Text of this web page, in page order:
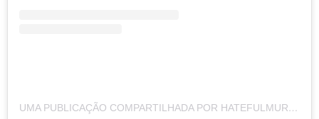
UMA PUBLICAÇÃO COMPARTILHADA POR HATEFULMURDER (@HATEFULMURDER)